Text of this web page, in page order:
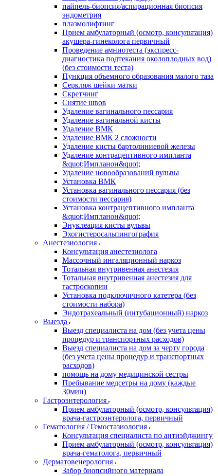
пайпель-биопсия/аспирационная биопсия
эндометрия
плазмолифтинг
Прием амбулаторный (осмотр, консультация)
акушера-гинеколога первичный
Проведение амниотеста (экспресс-
диагностика подтекания околоплодных вод)
(без стоимости теста)
Пункция объемного образования малого таза
Серкляж шейки матки
Скретчинг
Снятие швов
Удаление вагинального пессария
Удаление вагинальной кисты
Удаление ВМК
Удаление ВМК 2 сложности
Удаление кисты бартолиниевой железы
Удаление контрацептивного импланта
&quot;Импланон&quot;
Удаление новообразований вульвы
Установка ВМК
Установка вагинального пессария (без
стоимости пессария)
Установка контрацептивного импланта
&quot;Импланон&quot;
Энуклеация кисты вульвы
Эхогистеросальпингография
Анестезиология
Консультация анестезиолога
Массочный ингаляционный наркоз
Тотальная внутривенная анестезия
Тотальная внутривенная анестезия для
гастроскопии
Установка подключичного катетера (без
стоимости набора)
Эндотрахеальный (интубационный) наркоз
Выезда
Выезд специалиста на дом (без учета цены
процедур и транспортных расходов)
Выезд специалиста на дом за черту города
(без учета цены процедур и транспортных
расходов)
помощь на дому медицинской сестры
Пребывание медсетры на дому (каждые
30мин)
Гастроэнтерология
Прием амбулаторный (осмотр, консультация)
врача-гастроэнтеролога, первичный
Гематология / Гемостазиология
Консультация специалиста по антиэйджингу
Прием амбулаторный (осмотр, консультация)
врача-гематолога, первичный
Дерматовенерология
Забор биопсийного материала